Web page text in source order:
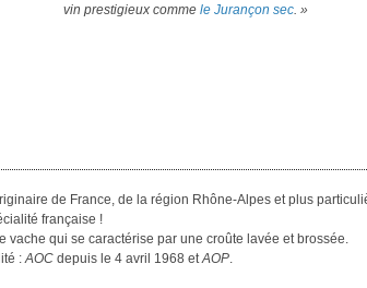
vin prestigieux comme le Jurançon sec. »
de France, de la région Rhône-Alpes et plus
française !
vache qui se caractérise par une croûte lavée et brossée.
:AOC depuis le 4 avril 1968 etAOP.